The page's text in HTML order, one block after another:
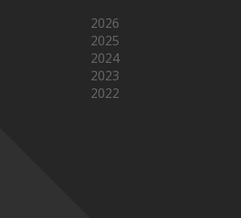
2026
2025
2024
2023
2022